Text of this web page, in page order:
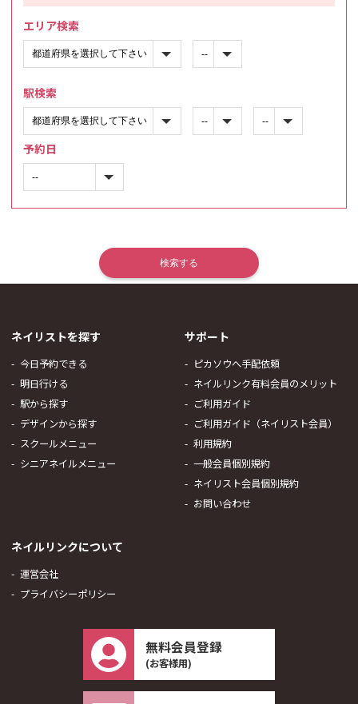
エリア検索
駅検索
予約日
ネイリストを探す
今日予約できる
明日行ける
駅から探す
デザインから探す
スクールメニュー
シニアネイルメニュー
サポート
ピカソウへ手配依頼
ネイルリンク有料会員のメリット
ご利用ガイド
ご利用ガイド（ネイリスト会員）
利用規約
一般会員個別規約
ネイリスト会員個別規約
お問い合わせ
ネイルリンクについて
運営会社
プライバシーポリシー
無料会員登録
(お客様用)